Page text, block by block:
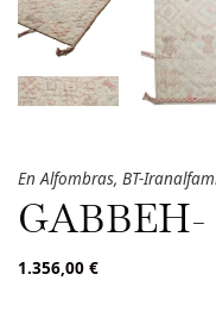
EnAlfombras, BT-
1.356,00 €